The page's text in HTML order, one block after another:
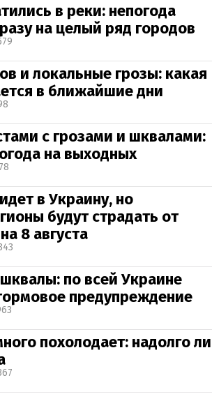
в реки: непогода
на целый ряд городов
и локальные грозы: какая
в ближайшие дни
с грозами и шквалами:
на выходных
в Украину, но
будут страдать от
8 августа
по всей Украине
предупреждение
похолодает: надолго ли